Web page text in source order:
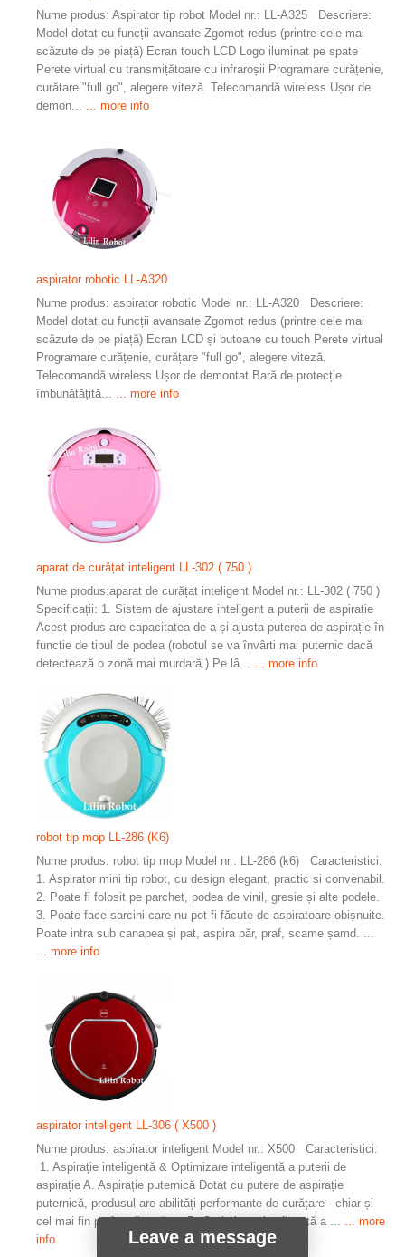
Nume produs: Aspirator tip robot Model nr.: LL-A325 Descriere:
Model dotat cu funcții avansate Zgomot redus (printre cele mai
scăzute de pe piață) Ecran touch LCD Logo iluminat pe spate
Perete virtual cu transmițătoare cu infraroșii Programare curățenie,
curățare "full go", alegere viteză. Telecomandă wireless Ușor de
demon...
... more info
aspirator robotic LL-A320
Nume produs: aspirator robotic Model nr.: LL-A320 Descriere:
Model dotat cu funcții avansate Zgomot redus (printre cele mai
scăzute de pe piață) Ecran LCD și butoane cu touch Perete virtual
Programare curățenie, curățare "full go", alegere viteză.
Telecomandă wireless Ușor de demontat Bară de protecție
îmbunătățită...
... more info
aparat de curățat inteligent LL-302 ( 750 )
Nume produs:aparat de curățat inteligent Model nr.: LL-302 ( 750 )
Specificații: 1. Sistem de ajustare inteligent a puterii de aspirație
Acest produs are capacitatea de a-și ajusta puterea de aspirație în
funcție de tipul de podea (robotul se va învârti mai puternic dacă
detectează o zonă mai murdară.) Pe lâ...
... more info
robot tip mop LL-286 (K6)
Nume produs: robot tip mop Model nr.: LL-286 (k6) Caracteristici:
1. Aspirator mini tip robot, cu design elegant, practic si convenabil.
2. Poate fi folosit pe parchet, podea de vinil, gresie și alte podele.
3. Poate face sarcini care nu pot fi făcute de aspiratoare obișnuite.
Poate intra sub canapea și pat, aspira păr, praf, scame șamd. ...
... more info
aspirator inteligent LL-306 ( X500 )
Nume produs: aspirator inteligent Model nr.: X500 Caracteristici:
1. Aspirație inteligentă & Optimizare inteligentă a puterii de
aspirație A. Aspirație puternică Dotat cu putere de aspirație
puternică, produsul are abilități performante de curățare - chiar și
cel mai fin praf va fi curățat. B. Optimizare inteligentă a ...
... more
info
Leave a message